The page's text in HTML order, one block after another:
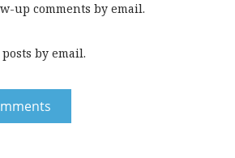
up comments by email.
by email.